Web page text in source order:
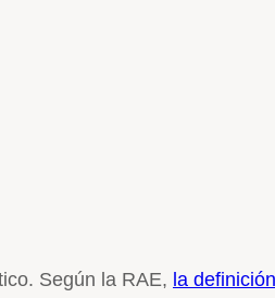
Según la RAE, la